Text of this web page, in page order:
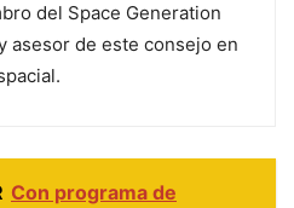
del Space Generation
asesor de este consejo en
Con programa de